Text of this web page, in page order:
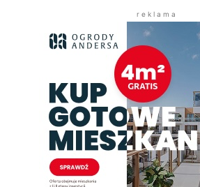
r e k l a m a